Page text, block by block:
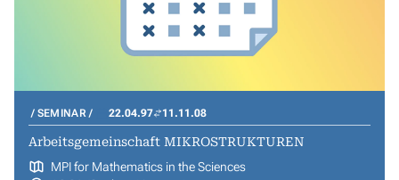
SEMINAR 22.04.97 11.11.08
Arbeitsgemeinschaft MIKROSTRUKTUREN
MPI for Mathematics in the Sciences